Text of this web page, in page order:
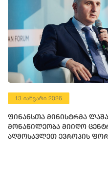
13 იანვარი 2026
ფინანსთა მინისტრმა
მონაწილეობა მიიღო ცენტრალური და
აღმოსავლეთ ევროპის